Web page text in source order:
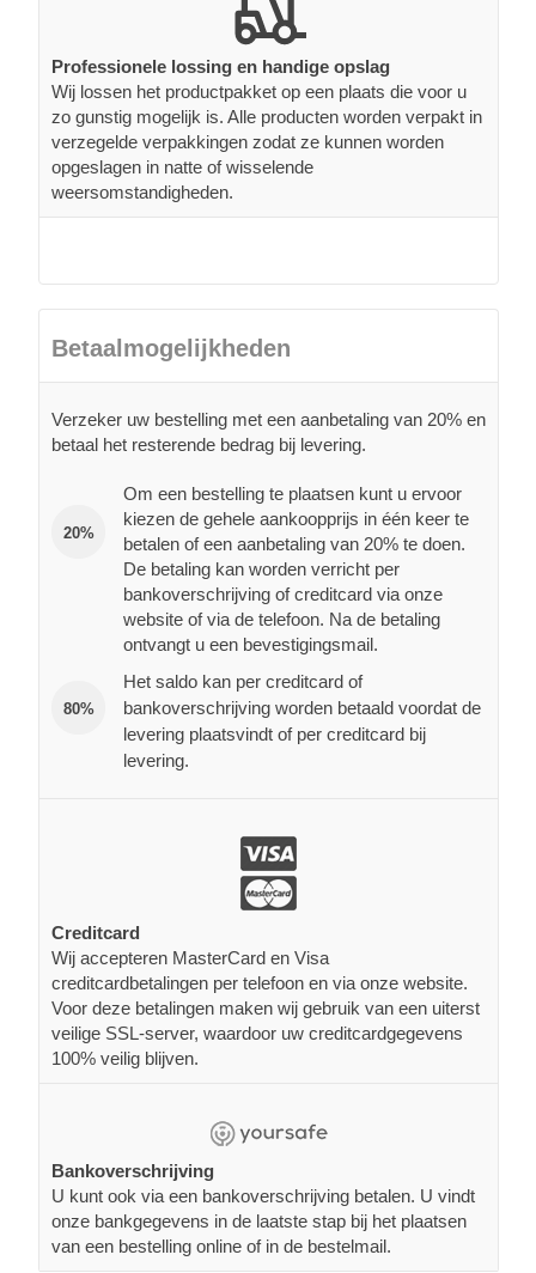
Professionele lossing en handige opslag
Wij lossen het productpakket op een plaats die voor u
zo gunstig mogelijk is. Alle producten worden verpakt in
verzegelde verpakkingen zodat ze kunnen worden
opgeslagen in natte of wisselende
weersomstandigheden.
Betaalmogelijkheden
Verzeker uw bestelling met een aanbetaling van 20% en
betaal het resterende bedrag bij levering.
20%
Om een bestelling te plaatsen kunt u ervoor
kiezen de gehele aankoopprijs in één keer te
betalen of een aanbetaling van 20% te doen.
De betaling kan worden verricht per
bankoverschrijving of creditcard via onze
website of via de telefoon. Na de betaling
ontvangt u een bevestigingsmail.
80%
Het saldo kan per creditcard of
bankoverschrijving worden betaald voordat de
levering plaatsvindt of per creditcard bij
levering.
Creditcard
Wij accepteren MasterCard en Visa
creditcardbetalingen per telefoon en via onze website.
Voor deze betalingen maken wij gebruik van een uiterst
veilige SSL-server, waardoor uw creditcardgegevens
100% veilig blijven.
Bankoverschrijving
U kunt ook via een bankoverschrijving betalen. U vindt
onze bankgegevens in de laatste stap bij het plaatsen
van een bestelling online of in de bestelmail.